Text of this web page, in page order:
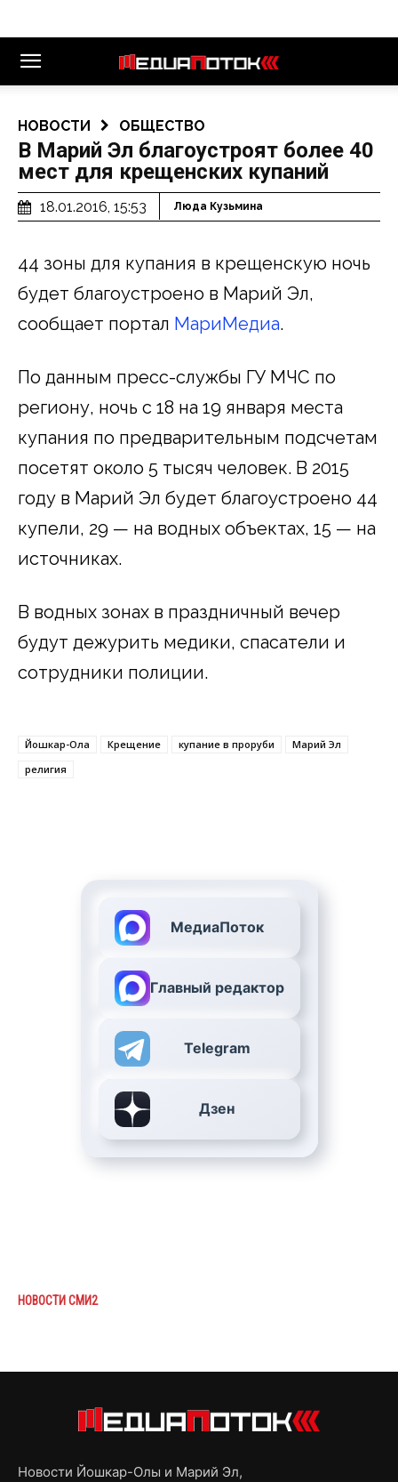
НОВОСТИ ОБЩЕСТВО
В Марий Эл благоустроят более 40
мест для крещенских купаний
18.01.2016, 15:53 Люда Кузьмина
44 зоны для купания в крещенскую ночь
будет благоустроено в Марий Эл,
сообщает портал МариМедиа.
По данным пресс-службы ГУ МЧС по
региону, ночь с 18 на 19 января места
купания по предварительным подсчетам
посетят около 5 тысяч человек. В 2015
году в Марий Эл будет благоустроено 44
купели, 29 — на водных объектах, 15 — на
источниках.
В водных зонах в праздничный вечер
будут дежурить медики, спасатели и
сотрудники полиции.
Йошкар-Ола Крещение купание в проруби
Марий Эл
религия
МедиаПоток
Главный редактор
Telegram
Дзен
НОВОСТИ СМИ2
Новости Йошкар-Олы и Марий Эл,